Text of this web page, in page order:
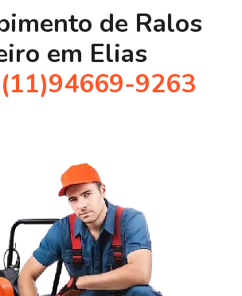
de Ralos
em Elias
(11)94669-9263